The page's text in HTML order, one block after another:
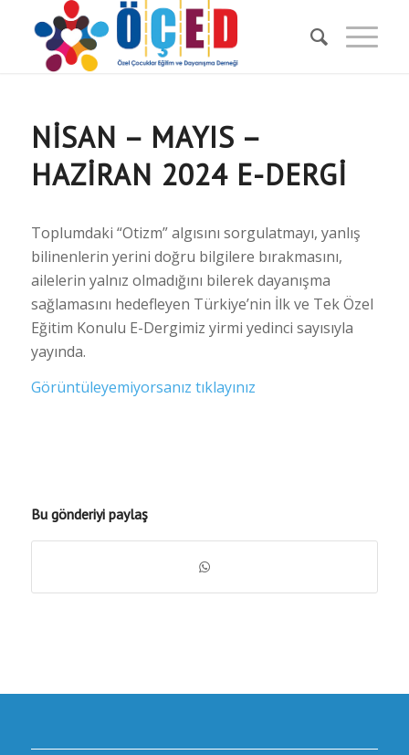
NISAN – MAYIS –
HAZIRAN 2024 E-DERGI
Toplumdaki “Otizm” algısını sorgulatmayı, yanlış
bilinenlerin yerini doğru bilgilere bırakmasını,
ailelerin yalnız olmadığını bilerek dayanışma
sağlamasını hedefleyen Türkiye’nin İlk ve Tek Özel
Eğitim Konulu E-Dergimiz yirmi yedinci sayısıyla
yayında.
Görüntüleyemiyorsanız tıklayınız
Bu gönderiyi paylaş